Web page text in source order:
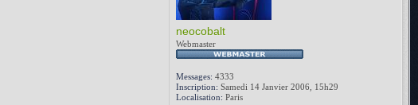
neocobalt
Webmaster
Messages: 4333
Inscription: Samedi 14 Janvier 2006, 15h29
Localisation: Paris